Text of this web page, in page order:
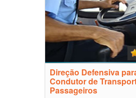
Direção Defensiva
Condutor de
Passageiros